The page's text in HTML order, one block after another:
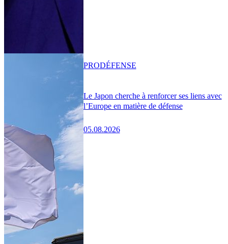
Le Japon cherche à renforcer ses liens avec
l’Europe en matière de défense
05.08.2026
PRODÉFENSE